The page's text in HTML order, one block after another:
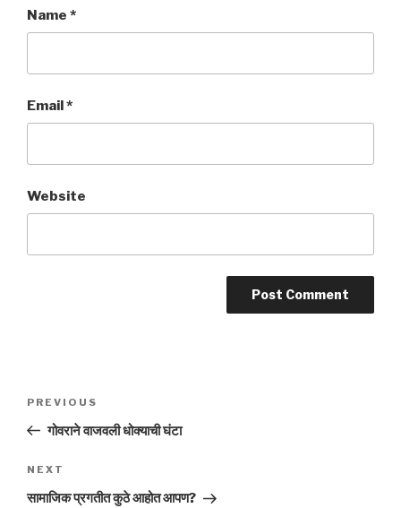
Name *
Email*
Website
Previous
Post
PREVIOUS
गोवराने वाजवली धोक्याची घंटा
Next
Post
NEXT
सामाजिक प्रगतीत कुठे आहोत आपण?